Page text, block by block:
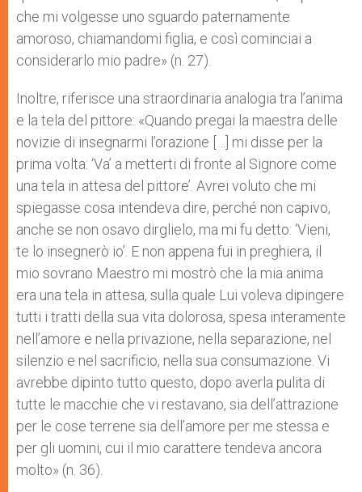
che mi volgesse uno sguardo paternamente
amoroso, chiamandomi figlia, e così cominciai a
considerarlo mio padre» (n. 27).
Inoltre, riferisce una straordinaria analogia tra l’anima
e la tela del pittore: «Quando pregai la maestra delle
novizie di insegnarmi l’orazione […] mi disse per la
prima volta: ‘Va’ a metterti di fronte al Signore come
una tela in attesa del pittore’. Avrei voluto che mi
spiegasse cosa intendeva dire, perché non capivo,
anche se non osavo dirglielo, ma mi fu detto: ‘Vieni,
te lo insegnerò io’. E non appena fui in preghiera, il
mio sovrano Maestro mi mostrò che la mia anima
era una tela in attesa, sulla quale Lui voleva dipingere
tutti i tratti della sua vita dolorosa, spesa interamente
nell’amore e nella privazione, nella separazione, nel
silenzio e nel sacrificio, nella sua consumazione. Vi
avrebbe dipinto tutto questo, dopo averla pulita di
tutte le macchie che vi restavano, sia dell’attrazione
per le cose terrene sia dell’amore per me stessa e
per gli uomini, cui il mio carattere tendeva ancora
molto» (n. 36).